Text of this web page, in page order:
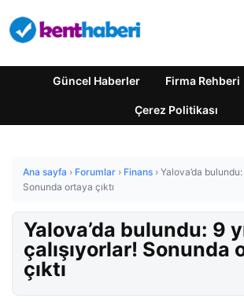
Güncel Haberler Firma Rehberi
Çerez Politikası
Ana sayfa › Forumlar › Finans › Yalova’da bulundu:
Sonunda ortaya çıktı
Yalova’da bulundu: 9
çalışıyorlar! Sonunda
çıktı